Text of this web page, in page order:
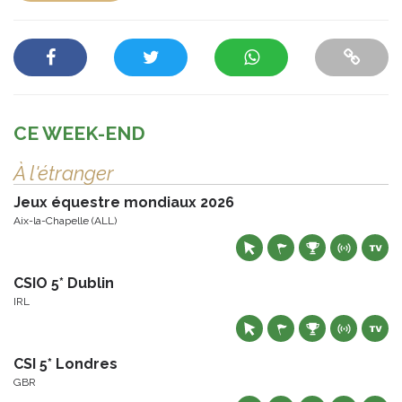
CE WEEK-END
À l'étranger
Jeux équestre mondiaux 2026
Aix-la-Chapelle (ALL)
CSIO 5* Dublin
IRL
CSI 5* Londres
GBR